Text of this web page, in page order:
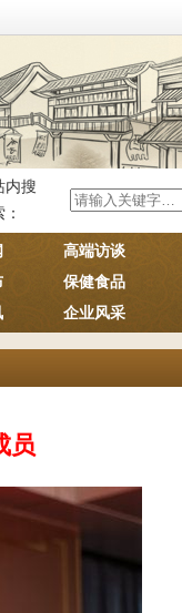
内搜
高端访谈
保健食品
企业风采
员